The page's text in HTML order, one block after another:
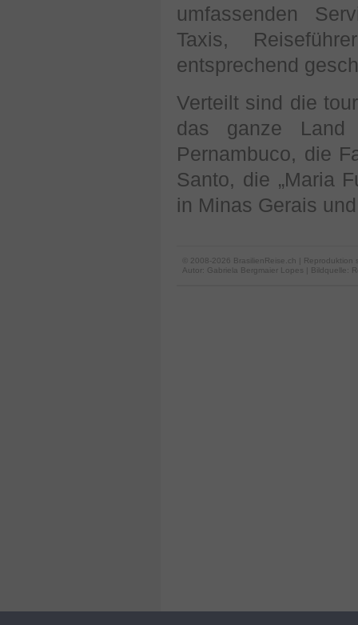
umfassenden
Taxis,
entsprechend
Verteilt sind die
das ganze
Pernambuco, die
Santo, die „Maria
in Minas Gerais
© 2008-2026 BrasilienReise.ch | Reproduktion
Autor: Gabriela Bergmaier Lopes | Bildquelle: